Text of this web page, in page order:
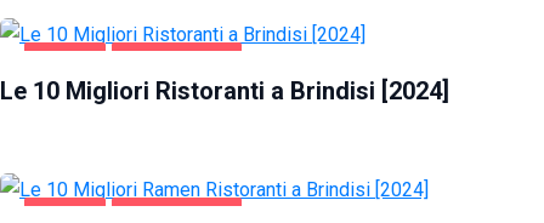
BRINDISI GASTRONOMIA
Le 10 Migliori Ristoranti a Brindisi [2024]
BRINDISI GASTRONOMIA